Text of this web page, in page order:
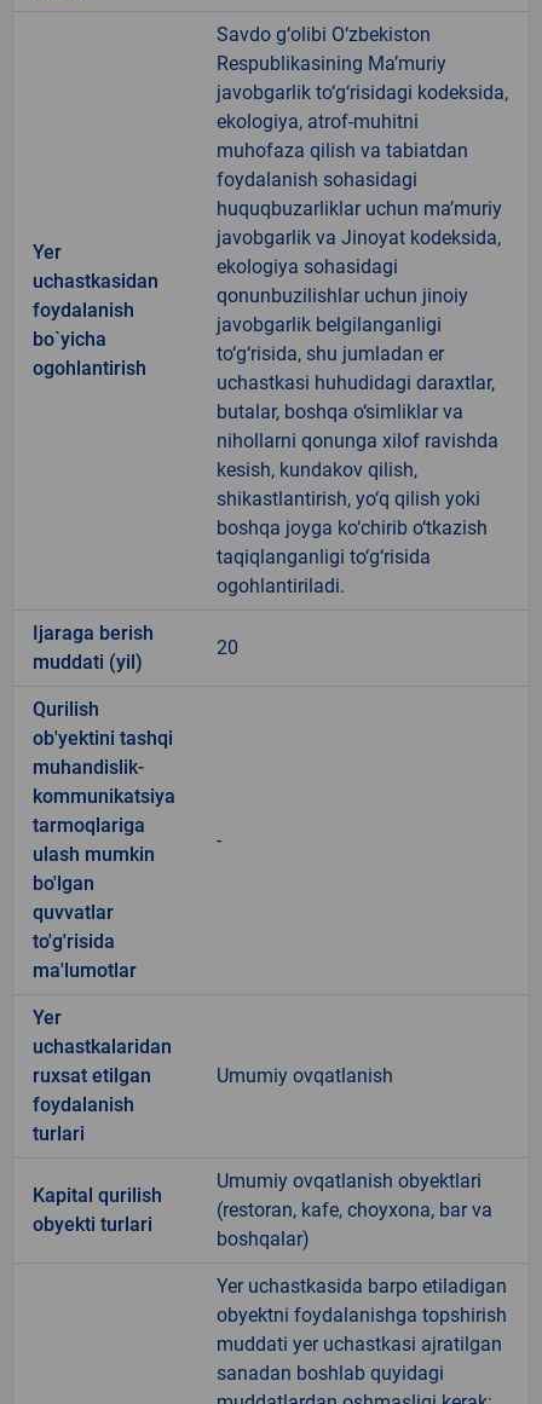
Yer
uchastkasidan
foydalanish
bo`yicha
ogohlantirish
Savdo g‘olibi O‘zbekiston
Respublikasining Ma’muriy
javobgarlik to‘g‘risidagi kodeksida,
ekologiya, atrof-muhitni
muhofaza qilish va tabiatdan
foydalanish sohasidagi
huquqbuzarliklar uchun ma’muriy
javobgarlik va Jinoyat kodeksida,
ekologiya sohasidagi
qonunbuzilishlar uchun jinoiy
javobgarlik belgilanganligi
to‘g‘risida, shu jumladan er
uchastkasi huhudidagi daraxtlar,
butalar, boshqa o‘simliklar va
nihollarni qonunga xilof ravishda
kesish, kundakov qilish,
shikastlantirish, yo‘q qilish yoki
boshqa joyga ko‘chirib o‘tkazish
taqiqlanganligi to‘g‘risida
ogohlantiriladi.
Ijaraga berish
muddati (yil)
20
Qurilish
ob'yektini tashqi
muhandislik-
kommunikatsiya
tarmoqlariga
ulash mumkin
bo'lgan
quvvatlar
to'g'risida
ma'lumotlar
-
Yer
uchastkalaridan
ruxsat etilgan
foydalanish
turlari
Umumiy ovqatlanish
Kapital qurilish
obyekti turlari
Umumiy ovqatlanish obyektlari
(restoran, kafe, choyxona, bar va
boshqalar)
Yer uchastkasida barpo etiladigan
obyektni foydalanishga topshirish
muddati yer uchastkasi ajratilgan
sanadan boshlab quyidagi